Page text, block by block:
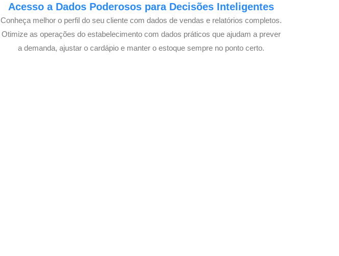
Acesso a Dados Poderosos para Decisões Inteligentes
Conheça melhor o perfil do seu cliente com dados de vendas e relatórios completos.
Otimize as operações do estabelecimento com dados práticos que ajudam a prever
a demanda, ajustar o cardápio e manter o estoque sempre no ponto certo.